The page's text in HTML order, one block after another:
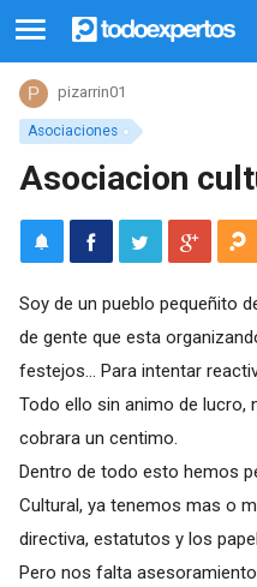
Asociaciones
pizarrin01
Asociacion
Soy de un pueblo pequeñito
de gente que esta
festejos... Para intentar
Todo ello sin animo de lucro,
cobrara un centimo.
Dentro de todo esto hemos
Cultural, ya tenemos mas o
directiva, estatutos y los
Pero nos falta